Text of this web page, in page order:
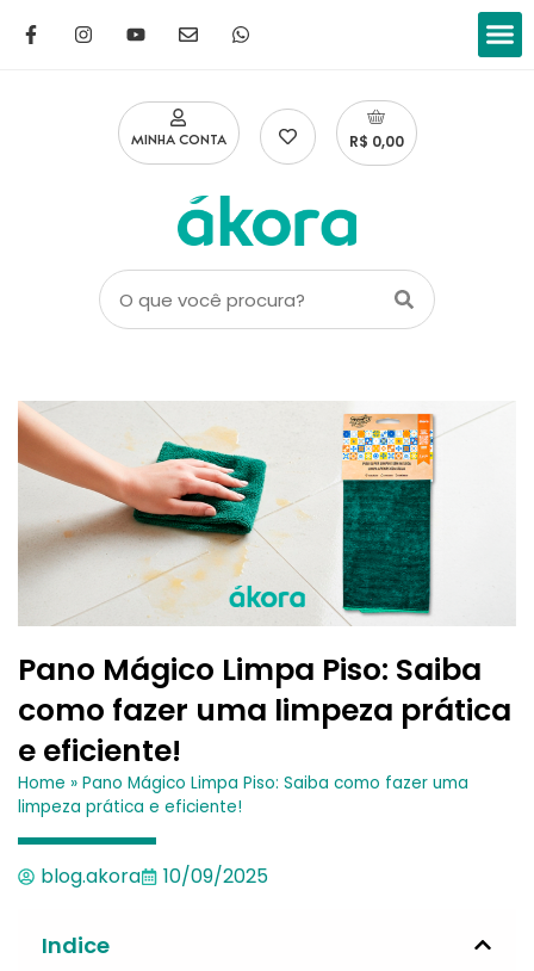
MINHA CONTA R$ 0,00
Pano Mágico Limpa Piso: Saiba
como fazer uma limpeza prática
e eficiente!
Home » Pano Mágico Limpa Piso: Saiba como fazer uma
limpeza prática e eficiente!
blog.akora 10/09/2025
Indice